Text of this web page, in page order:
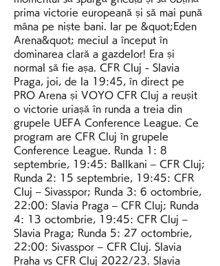
prima victorie europeană și să mai pună
mâna pe niște bani. Iar pe &quot;Eden
Arena&quot; meciul a început în
dominarea clară a gazdelor! Era și
normal să fie așa. CFR Cluj - Slavia
Praga, joi, de la 19:45, în direct pe
PRO Arena și VOYO CFR Cluj a reușit
o victorie uriașă în runda a treia din
grupele UEFA Conference League. Ce
program are CFR Cluj în grupele
Conference League. Runda 1: 8
septembrie, 19:45: Ballkani – CFR Cluj;
Runda 2: 15 septembrie, 19:45: CFR
Cluj – Sivasspor; Runda 3: 6 octombrie,
22:00: Slavia Praga – CFR Cluj; Runda
4: 13 octombrie, 19:45: CFR Cluj –
Slavia Praga; Runda 5: 27 octombrie,
22:00: Sivasspor – CFR Cluj. Slavia
Praha vs CFR Cluj 2022/23. Slavia